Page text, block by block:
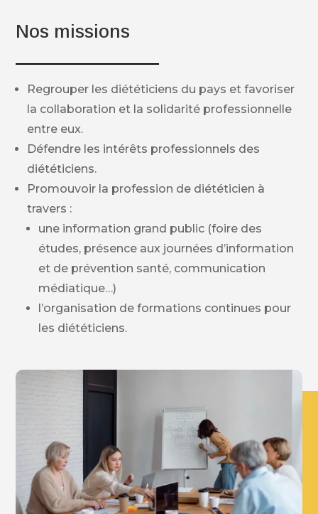
Nos missions
Regrouper les diététiciens du pays et favoriser
la collaboration et la solidarité professionnelle
entre eux.
Défendre les intérêts professionnels des
diététiciens.
Promouvoir la profession de diététicien à
travers :
une information grand public (foire des
études, présence aux journées d’information
et de prévention santé, communication
médiatique…)
l’organisation de formations continues pour
les diététiciens.